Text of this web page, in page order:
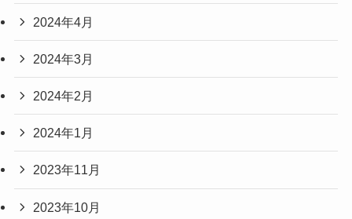
2024年4月
2024年3月
2024年2月
2024年1月
2023年11月
2023年10月